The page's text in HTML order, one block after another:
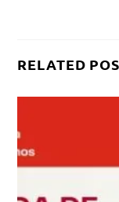
RELATED